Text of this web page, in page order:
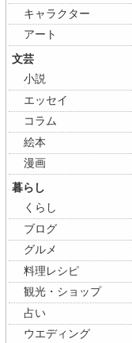
キャラクター
アート
文芸
小説
エッセイ
コラム
絵本
漫画
暮らし
くらし
ブログ
グルメ
料理レシピ
観光・ショップ
占い
ウエディング